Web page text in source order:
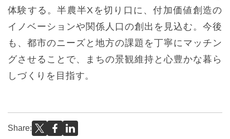
体験する。半農半Xを切り口に、付加価値創造の
イノベーションや関係人口の創出を見込む。今後
も、都市のニーズと地方の課題を丁寧にマッチン
グさせることで、まちの景観維持と心豊かな暮ら
しづくりを目指す。
Share: